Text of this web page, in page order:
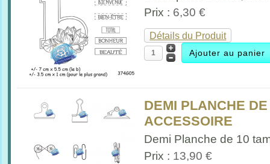
Prix : 6,30 €
Détails du Produit
DEMI PLANCHE
ACCESSOIRE
Demi Planche de 10
Prix : 13,90 €